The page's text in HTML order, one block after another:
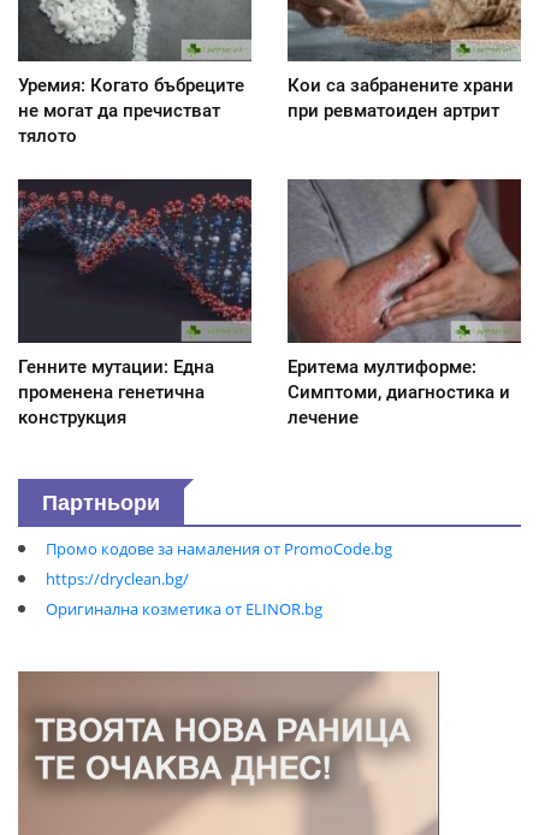
Уремия: Когато бъбреците
не могат да пречистват
тялото
Кои са забранените храни
при ревматоиден артрит
Генните мутации: Една
променена генетична
конструкция
Еритема мултиформе:
Симптоми, диагностика и
лечение
Партньори
Промо кодове за намаления от PromoCode.bg
https://dryclean.bg/
Оригинална козметика от ELINOR.bg